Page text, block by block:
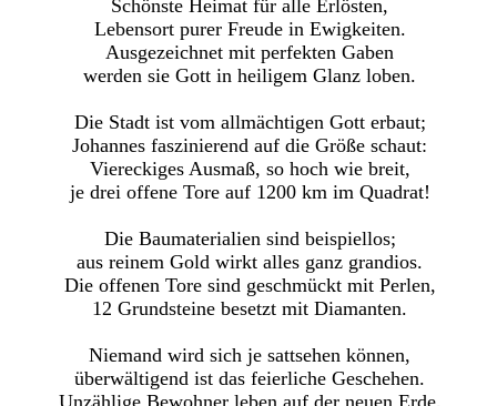
Schönste Heimat für alle Erlösten,
Lebensort purer Freude in Ewigkeiten.
Ausgezeichnet mit perfekten Gaben
werden sie Gott in heiligem Glanz loben.
Die Stadt ist vom allmächtigen Gott erbaut;
Johannes faszinierend auf die Größe schaut:
Viereckiges Ausmaß, so hoch wie breit,
je drei offene Tore auf 1200 km im Quadrat!
Die Baumaterialien sind beispiellos;
aus reinem Gold wirkt alles ganz grandios.
Die offenen Tore sind geschmückt mit Perlen,
12 Grundsteine besetzt mit Diamanten.
Niemand wird sich je sattsehen können,
überwältigend ist das feierliche Geschehen.